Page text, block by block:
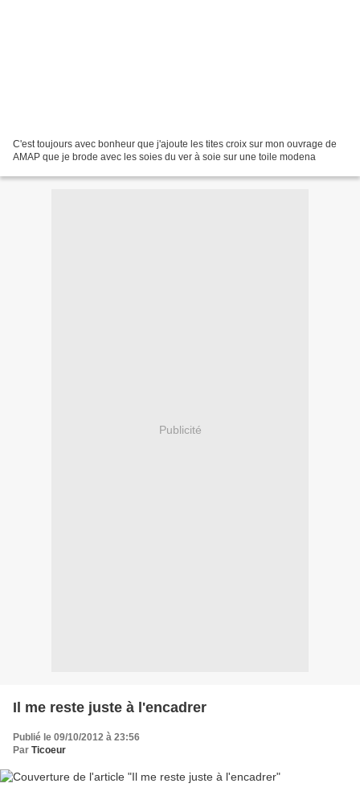
C'est toujours avec bonheur que j'ajoute les tites croix sur mon ouvrage de
AMAP que je brode avec les soies du ver à soie sur une toile modena
Publicité
Il me reste juste à l'encadrer
Publié le 09/10/2012 à 23:56
Par Ticoeur